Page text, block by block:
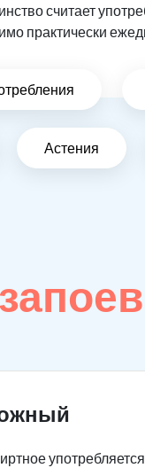
считает
практически
Астения